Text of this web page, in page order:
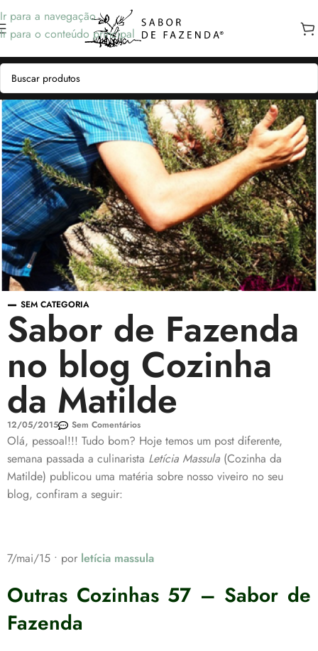
Ir para a navegação
Ir para o conteúdo principal
SEM CATEGORIA
Sabor de Fazenda
no blog Cozinha
da Matilde
12/05/2015 Sem Comentários
Olá, pessoal!!! Tudo bom? Hoje temos um post diferente,
semana passada a culinarista Letícia Massula (Cozinha da
Matilde) publicou uma matéria sobre nosso viveiro no seu
blog, confiram a seguir:
7/mai/15 • por letícia massula
Outras Cozinhas 57 – Sabor de
Fazenda